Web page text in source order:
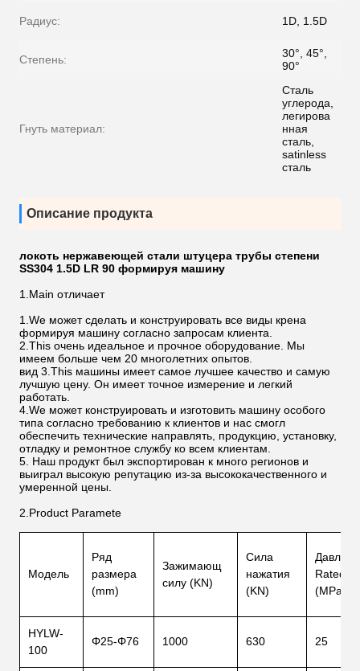
Радиус: 1D, 1.5D
Степень:
30°, 45°,
90°
Гнуть материал:
Сталь
углерода,
легирова
нная
сталь,
satinless
сталь
Описание продукта
локоть нержавеющей стали штуцера трубы степени
SS304 1.5D LR 90 формируя машину
1.Main отличает
1.We может сделать и конструировать все виды крена
формируя машину согласно запросам клиента.
2.This очень идеальное и прочное оборудование. Мы
имеем больше чем 20 многолетних опытов.
вид 3.This машины имеет самое лучшее качество и самую
лучшую цену. Он имеет точное измерение и легкий
работать.
4.We может конструировать и изготовить машину особого
типа согласно требованию к клиентов и нас смогл
обеспечить технические направлять, продукцию, установку,
отладку и ремонтное службу ко всем клиентам.
5. Наш продукт был экспортирован к много регионов и
выиграл высокую репутацию из-за высококачественного и
умеренной цены.
2.Product Paramete
Модель
Ряд
размера
(mm)
Зажимающ
силу (KN)
Сила
нажатия
(KN)
(MPa)
HYLW-
100
Φ25-Φ76 1000 630 25